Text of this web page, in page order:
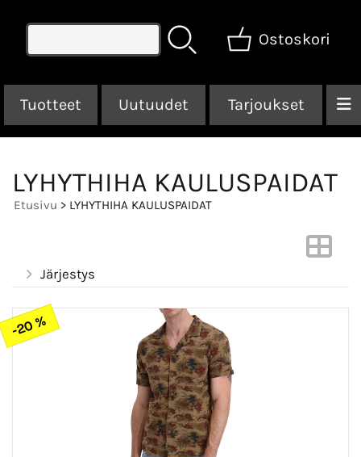
Ostoskori
Tuotteet Uutuudet Tarjoukset
LYHYTHIHA KAULUSPAIDAT
Etusivu > LYHYTHIHA KAULUSPAIDAT
Järjestys
-20 %